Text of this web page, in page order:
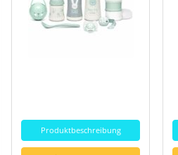
Produktbeschreibung